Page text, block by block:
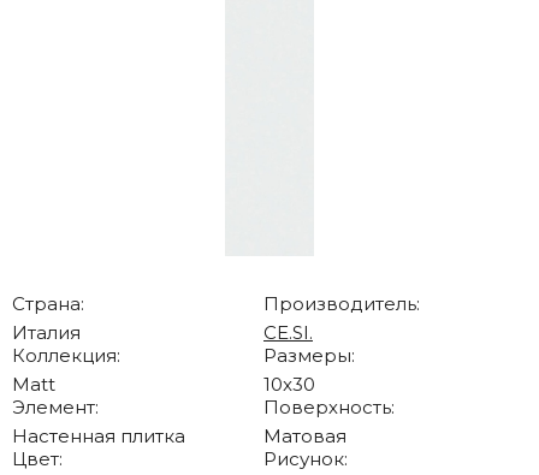
Страна:
Италия
Производитель:
CE.SI.
Коллекция:
Matt
Размеры:
10x30
Элемент:
Настенная плитка
Поверхность:
Матовая
Цвет:
Рисунок: